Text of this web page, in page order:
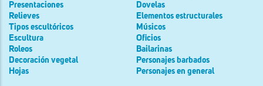
Presentaciones
Relieves
Tipos escultóricos
Escultura
Roleos
Decoración vegetal
Hojas
Dovelas
Elementos estructurales
Músicos
Oficios
Bailarinas
Personajes barbados
Personajes en general